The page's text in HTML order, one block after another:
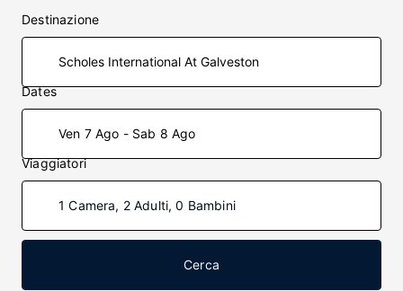
Destinazione
Dates
Ven 7 Ago - Sab 8 Ago
Viaggiatori
1 Camera, 2 Adulti, 0 Bambini
Cerca